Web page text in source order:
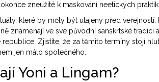
zneužité k maskování neetických
které by měly být utajeny před veřejností.
znamenají ve své původní sanskrtské tradici
Zjistíte, že za těmito termíny stojí
jen málo společného.
Yoni a Lingam?